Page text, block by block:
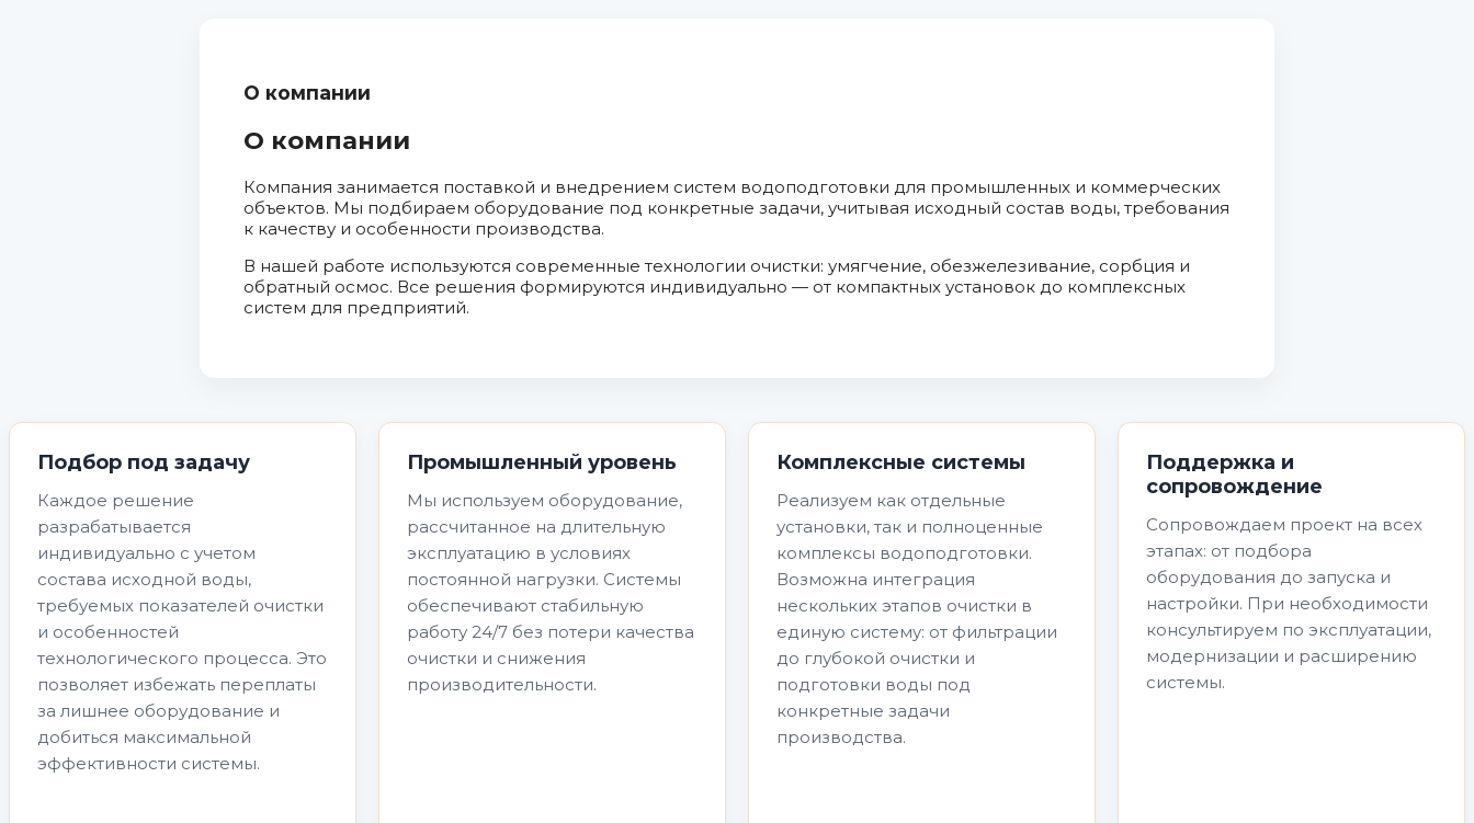
О компании
О компании
Компания занимается поставкой и внедрением систем водоподготовки для промышленных и коммерческих
объектов. Мы подбираем оборудование под конкретные задачи, учитывая исходный состав воды, требования
к качеству и особенности производства.
В нашей работе используются современные технологии очистки: умягчение, обезжелезивание, сорбция и
обратный осмос. Все решения формируются индивидуально — от компактных установок до комплексных
систем для предприятий.
Подбор под задачу
Каждое решение
разрабатывается
индивидуально с учетом
состава исходной воды,
требуемых показателей очистки
и особенностей
технологического процесса. Это
позволяет избежать переплаты
за лишнее оборудование и
добиться максимальной
эффективности системы.
Промышленный уровень
Мы используем оборудование,
рассчитанное на длительную
эксплуатацию в условиях
постоянной нагрузки. Системы
обеспечивают стабильную
работу 24/7 без потери качества
очистки и снижения
производительности.
Комплексные системы
Реализуем как отдельные
установки, так и полноценные
комплексы водоподготовки.
Возможна интеграция
нескольких этапов очистки в
единую систему: от фильтрации
до глубокой очистки и
подготовки воды под
конкретные задачи
производства.
Поддержка и
сопровождение
Сопровождаем проект на всех
этапах: от подбора
оборудования до запуска и
настройки. При необходимости
консультируем по эксплуатации,
модернизации и расширению
системы.